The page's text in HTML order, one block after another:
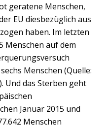
geratene Menschen,
EU diesbezüglich aus
haben. Im letzten
Menschen auf dem
Menschen (Quelle:
Und das Sterben geht
Januar 2015 und
Menschen